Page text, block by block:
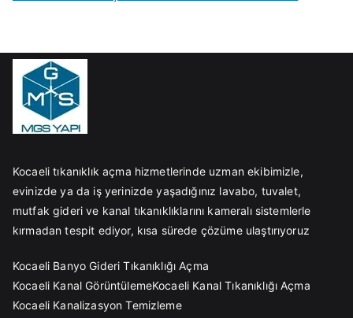
Kocaeli tıkanıklık açma hizmetlerinde uzman ekibimizle,
evinizde ya da iş yerinizde yaşadığınız lavabo, tuvalet,
mutfak gideri ve kanal tıkanıklıklarını kameralı sistemlerle
kırmadan tespit ediyor, kısa sürede çözüme ulaştırıyoruz
Kocaeli Banyo Gideri Tıkanıklığı Açma
Kocaeli Kanal GörüntülemeKocaeli Kanal Tıkanıklığı Açma
Kocaeli Kanalizasyon Temizleme